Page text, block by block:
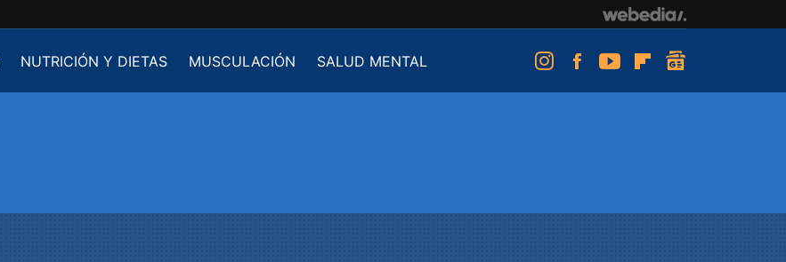
NUTRICIÓN Y DIETAS MUSCULACIÓN
SALUD MENTAL
InstagramFacebookYoutubeFlipboard